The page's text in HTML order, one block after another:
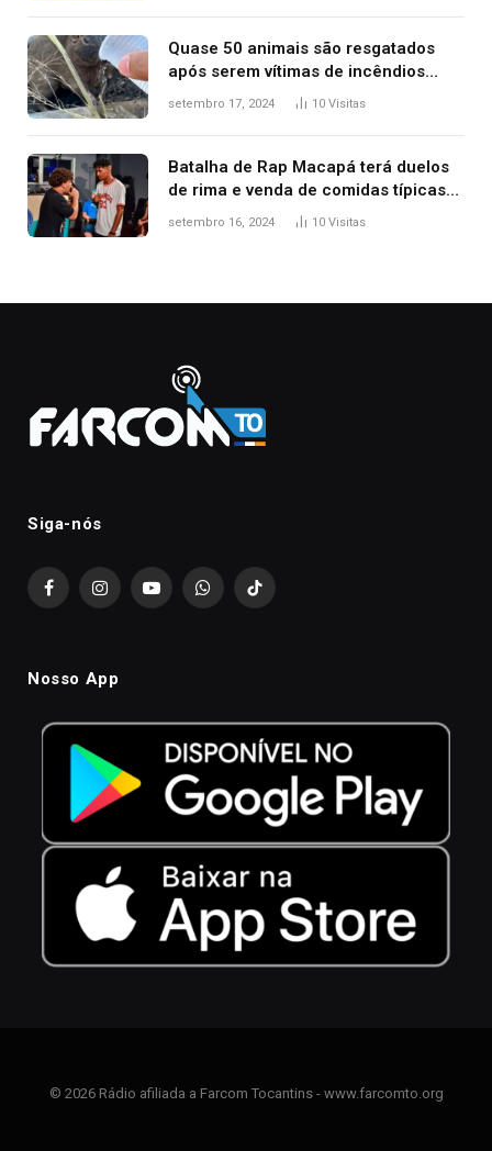
Quase 50 animais são resgatados
após serem vítimas de incêndios
florestais no Tocantins
setembro 17, 2024 10 Visitas
Batalha de Rap Macapá terá duelos
de rima e venda de comidas típicas
no Mercado Central
setembro 16, 2024 10 Visitas
Siga-nós
FacebookInstagramYouTubeWhatsAppTikTok
Nosso App
© 2026 Rádio afiliada a Farcom Tocantins - www.farcomto.org